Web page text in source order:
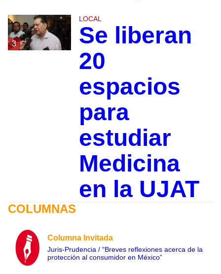
3
LOCAL
Se liberan
20
espacios
para
estudiar
Medicina
en la UJAT
COLUMNAS
Columna Invitada
Juris-Prudencia / “Breves reflexiones acerca de la
protección al consumidor en México”